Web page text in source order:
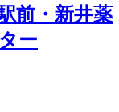
前・新井薬
ー